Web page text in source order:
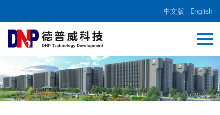
中文版 English